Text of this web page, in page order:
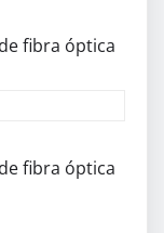
fibra óptica
fibra óptica